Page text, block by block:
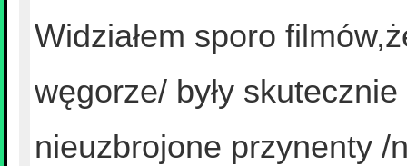
Widziałem sporo
węgorze/ były
nieuzbrojone przynenty /